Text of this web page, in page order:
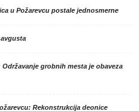
u Požarevcu postale jednosmerne
grobnih mesta je obaveza
Rekonstrukcija deonice